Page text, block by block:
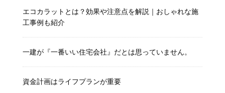
エコカラットとは？効果や注意点を解説｜おしゃれな施
工事例も紹介
一建が『一番いい住宅会社』だとは思っていません。
資金計画はライフプランが重要